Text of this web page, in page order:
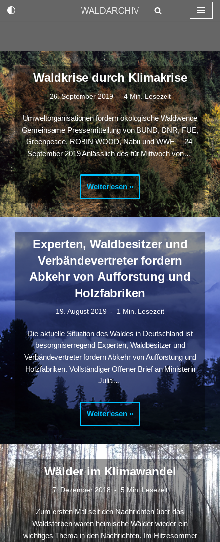
springen
Waldkrise durch Klimakrise
26. September 2019 4 Min. Lesezeit
Umweltorganisationen fordern ökologische Waldwende
Gemeinsame Pressemitteilung von BUND, DNR, FUE,
Greenpeace, ROBIN WOOD, Nabu und WWF – 24.
September 2019 Anlässlich des für Mittwoch von…
Weiterlesen »
Experten, Waldbesitzer und
Verbändevertreter fordern
Abkehr von Aufforstung und
Holzfabriken
19. August 2019 1 Min. Lesezeit
Die aktuelle Situation des Waldes in Deutschland ist
besorgniserregend Experten, Waldbesitzer und
Verbändevertreter fordern Abkehr von Aufforstung und
Holzfabriken. Vollständiger Offener Brief an Ministerin
Julia…
Weiterlesen »
Wälder im Klimawandel
7. Dezember 2018 5 Min. Lesezeit
Zum ersten Mal seit den Nachrichten über das
Waldsterben waren heimische Wälder wieder ein
wichtiges Thema in den Nachrichten. Im Hitzesommer